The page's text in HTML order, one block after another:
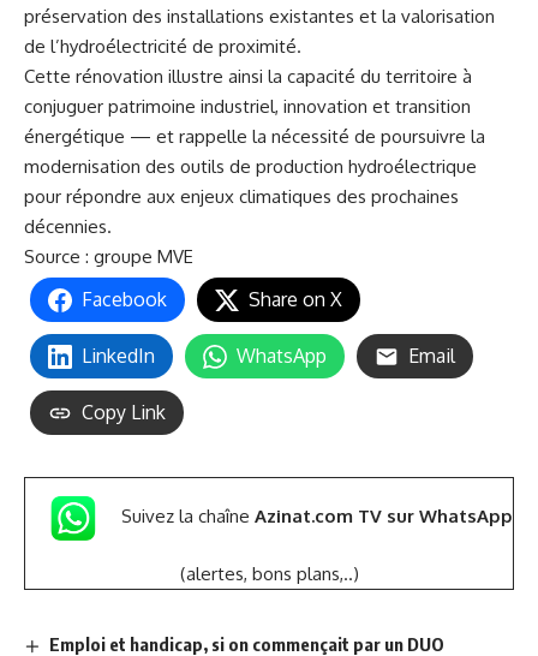
préservation des installations existantes et la valorisation
de l’hydroélectricité de proximité.
Cette rénovation illustre ainsi la capacité du territoire à
conjuguer patrimoine industriel, innovation et transition
énergétique — et rappelle la nécessité de poursuivre la
modernisation des outils de production hydroélectrique
pour répondre aux enjeux climatiques des prochaines
décennies.
Source : groupe MVE
Facebook Share on X
LinkedIn WhatsApp Email
Copy Link
Suivez la chaîne Azinat.com TV sur WhatsApp
(alertes, bons plans,..)
Emploi et handicap, si on commençait par un DUO